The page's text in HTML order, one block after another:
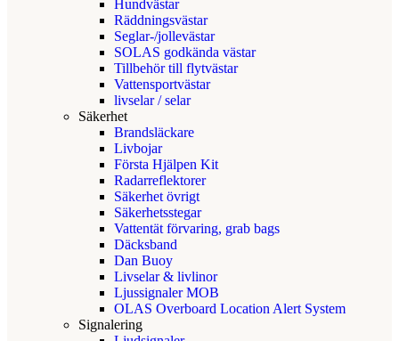
Hundvästar
Räddningsvästar
Seglar-/jollevästar
SOLAS godkända västar
Tillbehör till flytvästar
Vattensportvästar
livselar / selar
Säkerhet
Brandsläckare
Livbojar
Första Hjälpen Kit
Radarreflektorer
Säkerhet övrigt
Säkerhetsstegar
Vattentät förvaring, grab bags
Däcksband
Dan Buoy
Livselar & livlinor
Ljussignaler MOB
OLAS Overboard Location Alert System
Signalering